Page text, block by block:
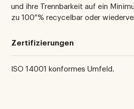
und ihre Trennbarkeit auf ein
zu 100 % recycelbar oder
Zertifizierungen
ISO 14001 konformes Umfeld.